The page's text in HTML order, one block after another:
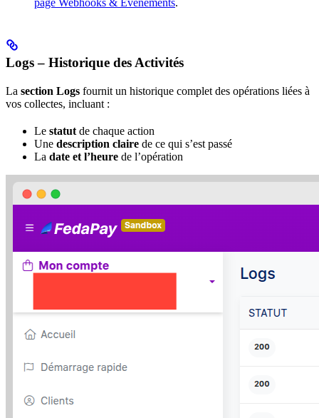
page Webhooks & Évènements.
Logs – Historique des Activités
La section Logs fournit un historique complet des opérations liées à
vos collectes, incluant :
Le statut de chaque action
Une description claire de ce qui s’est passé
La date et l’heure de l’opération